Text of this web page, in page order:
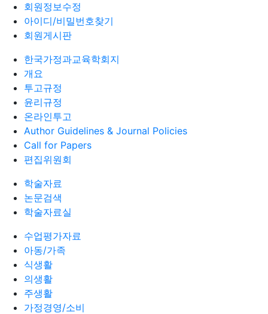
회원정보수정
아이디/비밀번호찾기
회원게시판
한국가정과교육학회지
개요
투고규정
윤리규정
온라인투고
Author Guidelines & Journal Policies
Call for Papers
편집위원회
학술자료
논문검색
학술자료실
수업평가자료
아동/가족
식생활
의생활
주생활
가정경영/소비